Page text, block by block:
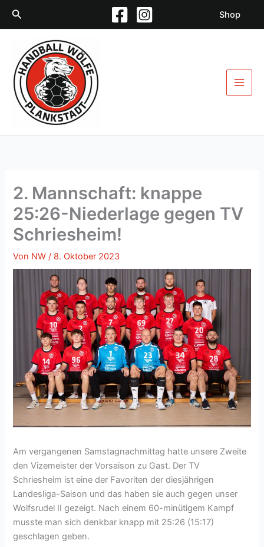
Inhalt
Suchen Shop
2. Mannschaft: knappe
25:26-Niederlage gegen TV
Schriesheim!
Von NW/ 8. Oktober 2023
Am vergangenen Samstagnachmittag hatte unsere Zweite
den Vizemeister der Vorsaison zu Gast. Der TV
Schriesheim ist eine der Favoriten der diesjährigen
Landesliga-Saison und das haben sie auch gegen unser
Wolfsrudel II gezeigt. Nach einem 60-minütigem Kampf
musste man sich denkbar knapp mit 25:26 (15:17)
geschlagen geben.